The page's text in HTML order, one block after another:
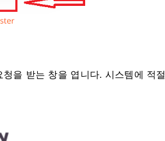
을 받는 창을 엽니다. 시스템에 적절